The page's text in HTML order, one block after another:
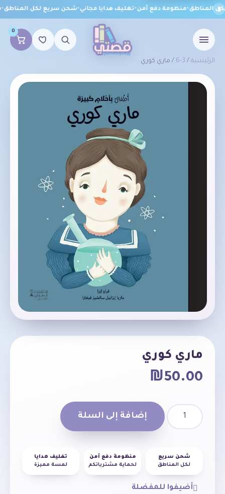
المناطق•منظومة دفع آمن•تغليف هدايا مجاني•شحن سريع لكل المناطق•
0
الرئيسية /
3-6 / ماري كوري
ماري كوري
₪50.00
إضافة إلى السلة
شحن سريع
لكل المناطق
منظومة دفع آمن
لحماية مشترياتكم
تغليف هدايا
لمسة مميزة
أضيفوا للمفضلة